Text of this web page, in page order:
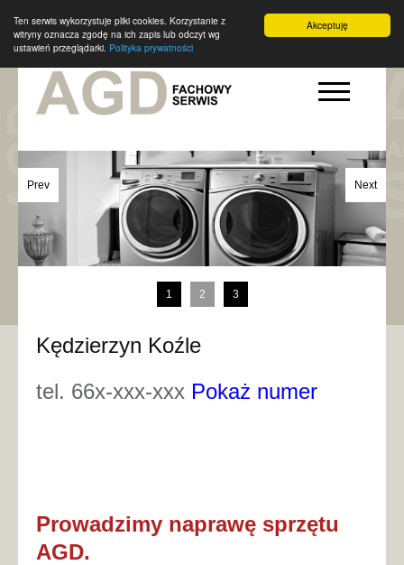
Akceptuję
Ten serwis wykorzystuje pliki cookies. Korzystanie z
witryny oznacza zgodę na ich zapis lub odczyt wg
ustawień przeglądarki. Polityka prywatności
Prev Next
1 2 3
Kędzierzyn Koźle
tel. 66x-xxx-xxx Pokaż numer
Prowadzimy naprawę sprzętu
AGD.